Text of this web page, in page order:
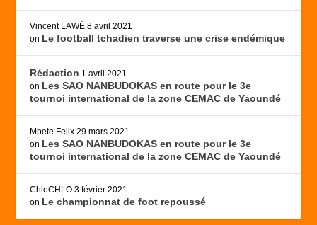
Vincent LAWÉ 8 avril 2021
on Le football tchadien traverse une crise endémique
Rédaction 1 avril 2021
on Les SAO NANBUDOKAS en route pour le 3e
tournoi international de la zone CEMAC de Yaoundé
Mbete Felix 29 mars 2021
on Les SAO NANBUDOKAS en route pour le 3e
tournoi international de la zone CEMAC de Yaoundé
ChloCHLO 3 février 2021
on Le championnat de foot repoussé